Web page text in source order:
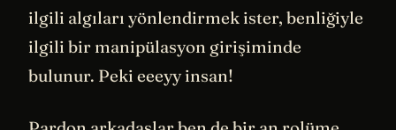
ilgili algıları yönlendirmek ister, benliğiyle
ilgili bir manipülasyon girişiminde
bulunur. Peki eeeyy insan!